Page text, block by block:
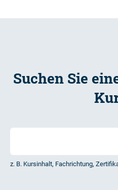
Suchen Sie
z. B. Kursinhalt, Fachrichtung,